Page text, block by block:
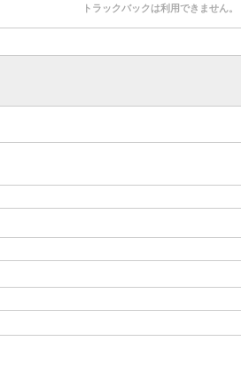
トラックバックは利用できません。